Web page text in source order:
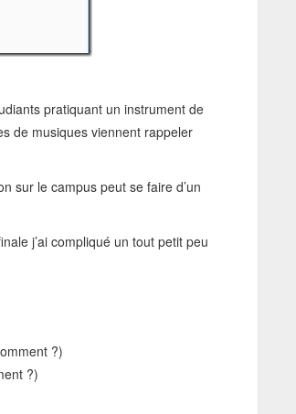
pratiquant un instrument de
de musiques viennent rappeler
sur le campus peut se faire d’un
j’ai compliqué un tout petit peu
?)
?)